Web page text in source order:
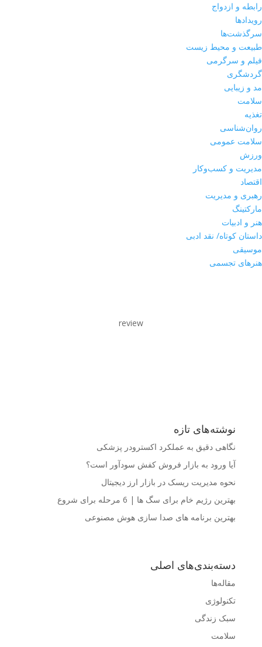
رابطه و ازدواج
رویدادها
سرگذشت‌ها
طبیعت و محیط زیست
فیلم و سرگرمی
گردشگری
مد و زیبایی
سلامت
تغذیه
روان‌شناسی
سلامت عمومی
ورزش
مدیریت و کسب‌وکار
اقتصاد
رهبری و مدیریت
مارکتینگ
هنر و ادبیات
داستان کوتاه/ نقد ادبی
موسیقی
هنرهای تجسمی
review
نوشته‌های تازه
نگاهی دقیق به عملکرد اکسترودر پزشکی
آیا ورود به بازار فروش کفش سودآور است؟
نحوه مدیریت ریسک در بازار ارز دیجیتال
بهترین رژیم خام برای سگ ها | 6 مرحله برای شروع
بهترین برنامه های صدا سازی هوش مصنوعی
دسته‌بندی‌های اصلی
مقاله‌ها
تکنولوژی
سبک زندگی
سلامت